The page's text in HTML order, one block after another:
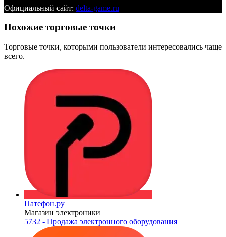
Официальный сайт: delta-game.ru
Похожие торговые точки
Торговые точки, которыми пользователи интересовались чаще
всего.
Патефон.ру
Магазин электроники
5732 - Продажа электронного оборудования